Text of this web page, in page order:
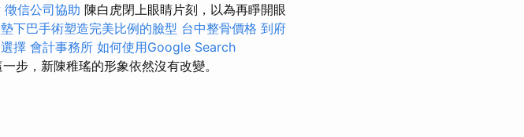
徵信公司協助 陳白虎閉上眼睛片刻，以為再睜開眼
墊下巴手術塑造完美比例的臉型 台中整骨價格 到府
擇 會計事務所 如何使用Google Search
步，新陳稚瑤的形象依然沒有改變。